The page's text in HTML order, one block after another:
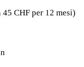
CHF per 12 mesi)